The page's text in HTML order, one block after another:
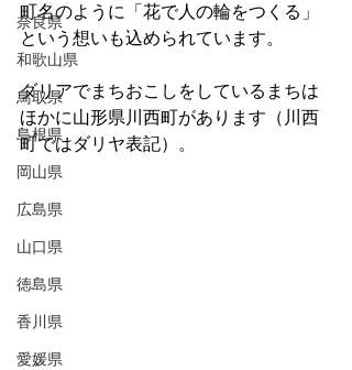
奈良県
和歌山県
鳥取県
島根県
岡山県
広島県
山口県
徳島県
香川県
愛媛県
町名のように「花で人の輪をつくる」
という想いも込められています。
ダリアでまちおこしをしているまちは
ほかに山形県川西町があります（川西
町ではダリヤ表記）。